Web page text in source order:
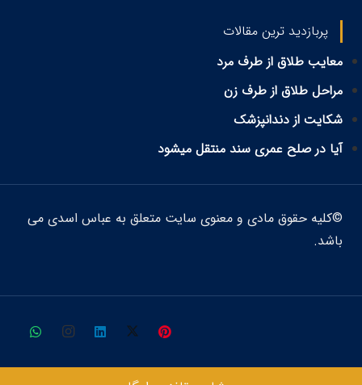
پربازدید ترین مقالات
معایب طلاق از طرف مرد
مراحل طلاق از طرف زن
شکایت از دندانپزشک
آیا در صلح عمری سند منتقل میشود
©کلیه حقوق مادی و معنوی سایت متعلق به عباس اسدی می
باشد.